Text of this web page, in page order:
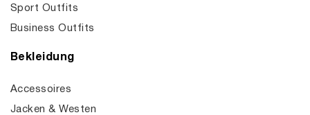
Sport Outfits
Business Outfits
Bekleidung
Accessoires
Jacken & Westen